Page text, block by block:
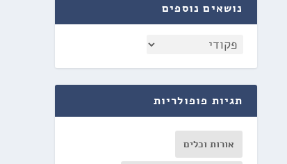
נושאים נוספים
תגיות פופולריות
אורות וכלים